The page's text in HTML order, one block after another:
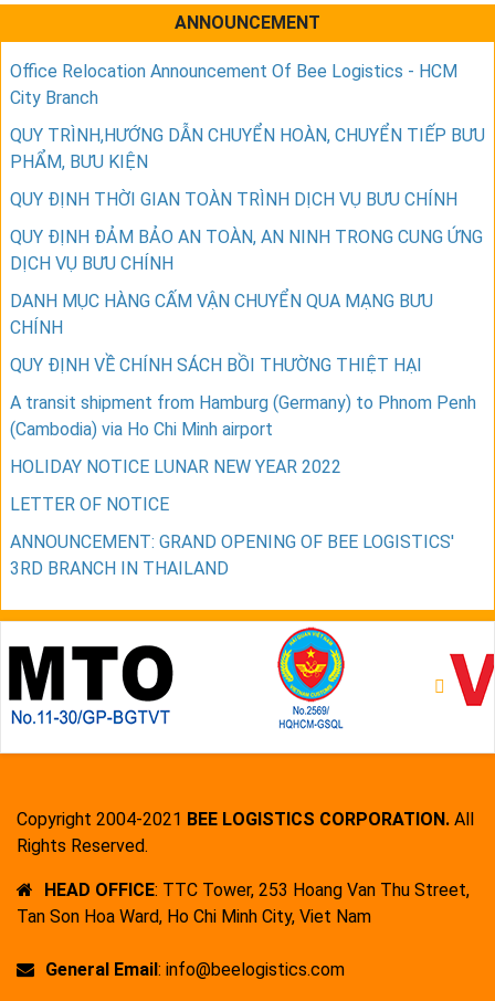
ANNOUNCEMENT
Office Relocation Announcement Of Bee Logistics - HCM
City Branch
QUY TRÌNH,HƯỚNG DẪN CHUYỂN HOÀN, CHUYỂN TIẾP BƯU
PHẨM, BƯU KIỆN
QUY ĐỊNH THỜI GIAN TOÀN TRÌNH DỊCH VỤ BƯU CHÍNH
QUY ĐỊNH ĐẢM BẢO AN TOÀN, AN NINH TRONG CUNG ỨNG
DỊCH VỤ BƯU CHÍNH
DANH MỤC HÀNG CẤM VẬN CHUYỂN QUA MẠNG BƯU
CHÍNH
QUY ĐỊNH VỀ CHÍNH SÁCH BỒI THƯỜNG THIỆT HẠI
A transit shipment from Hamburg (Germany) to Phnom Penh
(Cambodia) via Ho Chi Minh airport
HOLIDAY NOTICE LUNAR NEW YEAR 2022
LETTER OF NOTICE
ANNOUNCEMENT: GRAND OPENING OF BEE LOGISTICS'
3RD BRANCH IN THAILAND
Copyright 2004-2021 BEE LOGISTICS CORPORATION. All
Rights Reserved.
HEAD OFFICE: TTC Tower, 253 Hoang Van Thu Street,
Tan Son Hoa Ward, Ho Chi Minh City, Viet Nam
General Email : info@beelogistics.com